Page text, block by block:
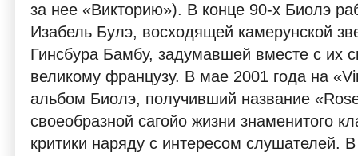
за нее «Викторию»). В конце 90-х Биолэ
Изабель Булэ, восходящей камерунской
Гинсбура Бамбу, задумавшей вместе с их
великому французу. В мае 2001 года на
альбом Биолэ, получивший название
своеобразной сагойо жизни знаменитого
критики наряду с интересом слушателей.